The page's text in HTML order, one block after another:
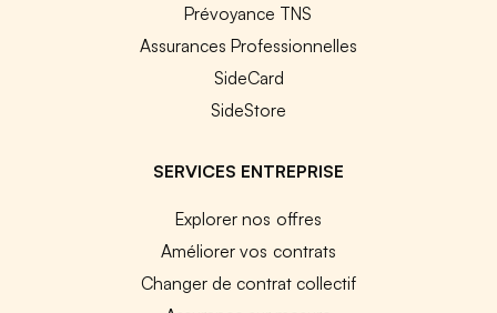
Prévoyance TNS
Assurances Professionnelles
SideCard
SideStore
SERVICES ENTREPRISE
Explorer nos offres
Améliorer vos contrats
Changer de contrat collectif